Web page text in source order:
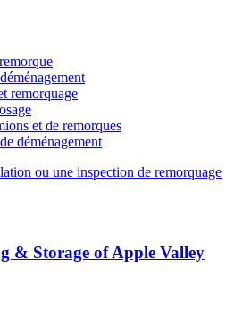
remorquage
et de remorques
déménagement
ou une inspection de remorquage
& Storage of Apple Valley